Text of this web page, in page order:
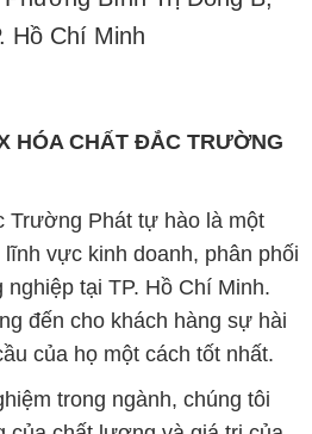
tại TP. Hồ Chí Minh.
đến cho khách hàng sự hài
của họ một cách tốt nhất.
trong ngành, chúng tôi
chất lượng và giá trị của
chúng tôi luôn tìm kiếm và
hóa chất chất lượng cao
bảo mang lại lợi ích lớn